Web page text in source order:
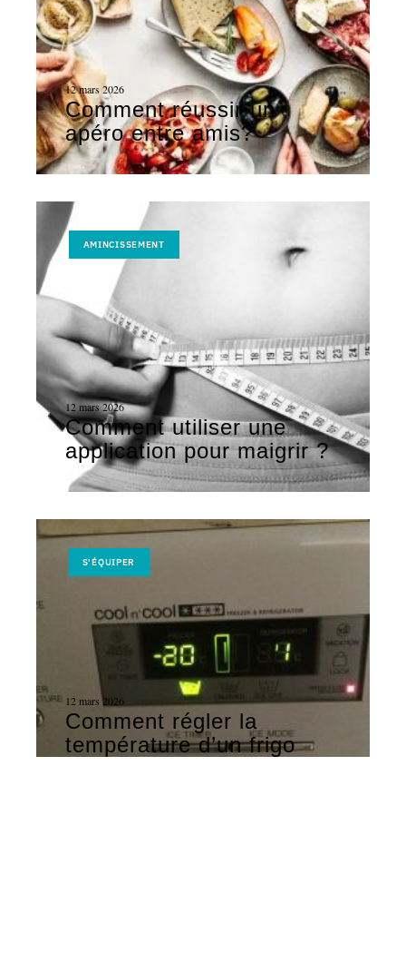
12 mars 2026
Comment réussir un
apéro entre amis?
AMINCISSEMENT
12 mars 2026
Comment utiliser une
application pour maigrir ?
S'ÉQUIPER
12 mars 2026
Comment régler la
température d’un frigo